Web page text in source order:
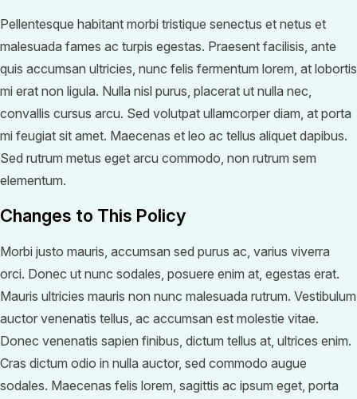
Pellentesque habitant morbi tristique senectus et netus et
malesuada fames ac turpis egestas. Praesent facilisis, ante
quis accumsan ultricies, nunc felis fermentum lorem, at lobortis
mi erat non ligula. Nulla nisl purus, placerat ut nulla nec,
convallis cursus arcu. Sed volutpat ullamcorper diam, at porta
mi feugiat sit amet. Maecenas et leo ac tellus aliquet dapibus.
Sed rutrum metus eget arcu commodo, non rutrum sem
elementum.
Changes to This Policy
Morbi justo mauris, accumsan sed purus ac, varius viverra
orci. Donec ut nunc sodales, posuere enim at, egestas erat.
Mauris ultricies mauris non nunc malesuada rutrum. Vestibulum
auctor venenatis tellus, ac accumsan est molestie vitae.
Donec venenatis sapien finibus, dictum tellus at, ultrices enim.
Cras dictum odio in nulla auctor, sed commodo augue
sodales. Maecenas felis lorem, sagittis ac ipsum eget, porta